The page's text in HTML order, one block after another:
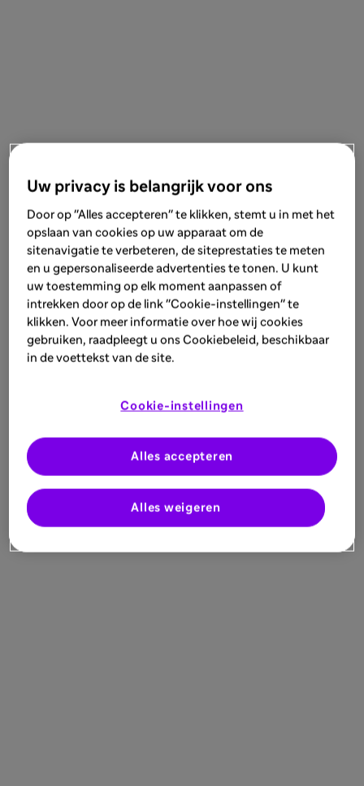
Uw privacy is belangrijk voor ons
Door op "Alles accepteren" te klikken, stemt u in met het
opslaan van cookies op uw apparaat om de
sitenavigatie te verbeteren, de siteprestaties te meten
en u gepersonaliseerde advertenties te tonen. U kunt
uw toestemming op elk moment aanpassen of
intrekken door op de link "Cookie-instellingen" te
klikken. Voor meer informatie over hoe wij cookies
gebruiken, raadpleegt u ons Cookiebeleid, beschikbaar
in de voettekst van de site.
Cookie-instellingen
Alles weigeren
Alles accepteren